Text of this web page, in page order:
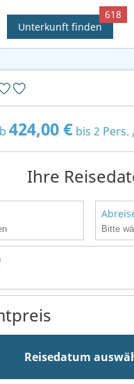
Unterkunft finden
618
424,00 € bis 2
Ihre
Reisedatum